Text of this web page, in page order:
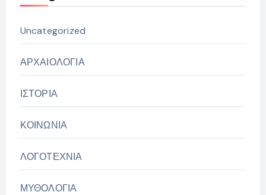
Uncategorized
ΑΡΧΑΙΟΛΟΓΙΑ
ΙΣΤΟΡΙΑ
ΚΟΙΝΩΝΙΑ
ΛΟΓΟΤΕΧΝΙΑ
ΜΥΘΟΛΟΓΙΑ